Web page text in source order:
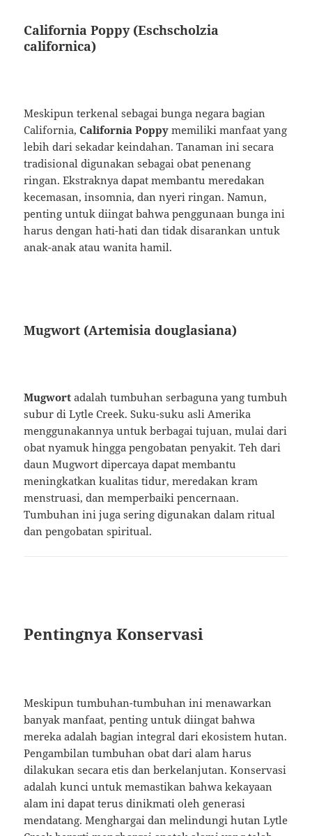
California Poppy (Eschscholzia
californica)
Meskipun terkenal sebagai bunga negara bagian
California,California Poppy memiliki manfaat yang
lebih dari sekadar keindahan. Tanaman ini secara
tradisional digunakan sebagai obat penenang
ringan. Ekstraknya dapat membantu meredakan
kecemasan, insomnia, dan nyeri ringan. Namun,
penting untuk diingat bahwa penggunaan bunga ini
harus dengan hati-hati dan tidak disarankan untuk
anak-anak atau wanita hamil.
Mugwort (Artemisia douglasiana)
Mugwort adalah tumbuhan serbaguna yang tumbuh
subur di Lytle Creek. Suku-suku asli Amerika
menggunakannya untuk berbagai tujuan, mulai dari
obat nyamuk hingga pengobatan penyakit. Teh dari
daun Mugwort dipercaya dapat membantu
meningkatkan kualitas tidur, meredakan kram
menstruasi, dan memperbaiki pencernaan.
Tumbuhan ini juga sering digunakan dalam ritual
dan pengobatan spiritual.
Pentingnya Konservasi
Meskipun tumbuhan-tumbuhan ini menawarkan
banyak manfaat, penting untuk diingat bahwa
mereka adalah bagian integral dari ekosistem hutan.
Pengambilan tumbuhan obat dari alam harus
dilakukan secara etis dan berkelanjutan. Konservasi
adalah kunci untuk memastikan bahwa kekayaan
alam ini dapat terus dinikmati oleh generasi
mendatang. Menghargai dan melindungi hutan Lytle